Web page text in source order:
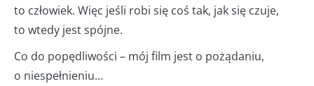
to człowiek. Więc jeśli robi się coś tak, jak się czuje,
to wtedy jest spójne.
Co do popędliwości – mój film jest o pożądaniu,
o niespełnieniu…